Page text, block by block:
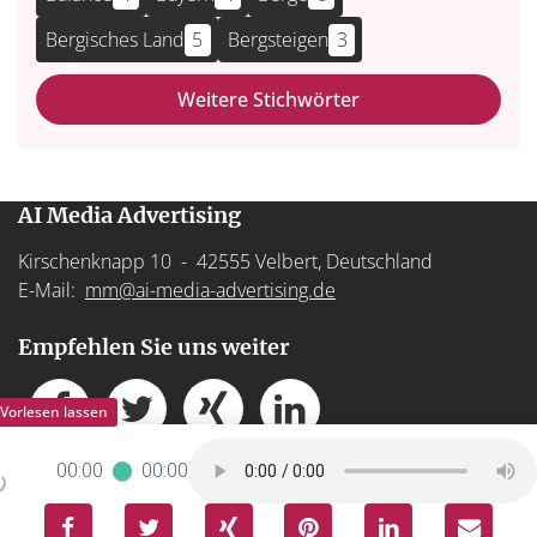
00:00 00:00
Bergisches Land 5 Bergsteigen 3
Weitere Stichwörter
AI Media Advertising
Kirschenknapp 10 - 42555 Velbert, Deutschland
E-Mail: mm@ai-media-advertising.de
Empfehlen Sie uns weiter